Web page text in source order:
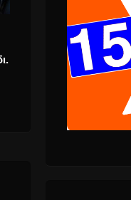
Πάνος Κιάμος “Μου
Στοιχίζει” Νέο single